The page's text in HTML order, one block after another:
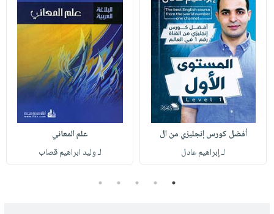
أفضل كورس إنجليزي من ال
لـ إبراهيم عادل
علم المعاني
لـ وليد ابراهيم قصاب
1
2
3
4
5